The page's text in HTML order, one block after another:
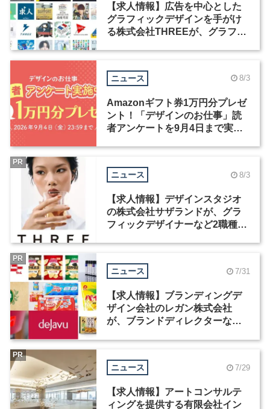
【求人情報】広告を中心とした
グラフィックデザインを手がけ
る株式会社THREEが、グラフィ
ニュース 8/3
Amazonギフト券1万円分プレゼ
ント！「デザインのお仕事」読
者アンケートを9月4日まで実施
ニュース 8/3
【求人情報】デザインスタジオ
の株式会社サザランドが、グラ
フィックデザイナーなど2職種を
PR
ニュース 7/31
【求人情報】ブランディングデ
ザイン会社のレガン株式会社
が、ブランドディレクターなど3
PR
ニュース 7/29
【求人情報】アートコンサルテ
ィングを提供する有限会社イン
PR